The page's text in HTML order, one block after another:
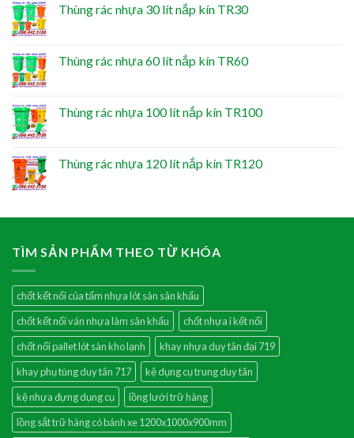
Thùng rác nhựa 30 lít nắp kín TR30
Thùng rác nhựa 60 lít nắp kín TR60
Thùng rác nhựa 100 lít nắp kín TR100
Thùng rác nhựa 120 lít nắp kín TR120
TÌM SẢN PHẨM THEO TỪ KHÓA
chốt kết nối của tấm nhựa lót sàn sân khấu
chốt kết nối ván nhựa làm sân khấu
chốt nhựa i kết nối
chốt nối pallet lót sàn kho lạnh
khay nhựa duy tân đại 719
khay phụ tùng duy tân 717
kệ dụng cụ trung duy tân
kệ nhựa đựng dụng cụ
lồng lưới trữ hàng
lồng sắt trữ hàng có bánh xe 1200x1000x900mm